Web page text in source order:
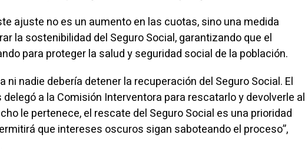
ajuste no es un aumento en las cuotas, sino una medida
la sostenibilidad del Seguro Social, garantizando que el
para proteger la salud y seguridad social de la población.
ni nadie debería detener la recuperación del Seguro Social. El
delegó a la Comisión Interventora para rescatarlo y devolverle al
le pertenece, el rescate del Seguro Social es una prioridad
que intereses oscuros sigan saboteando el proceso”,